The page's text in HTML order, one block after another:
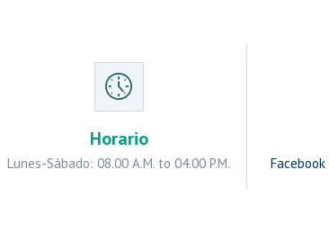
Horario
Lunes-Sábado: 08.00 A.M. to 04.00 P.M. Facebook